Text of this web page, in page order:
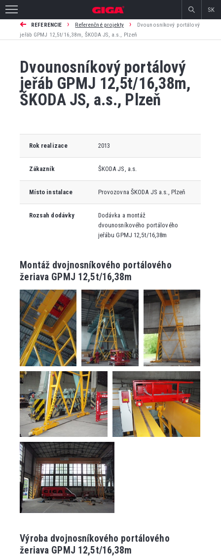
SK
REFERENCIE › Referenčné projekty ›
Dvounosníkový portálový
jeřáb GPMJ 12,5t/16,38m, ŠKODA JS, a.s., Plzeň
Dvounosníkový portálový
jeřáb GPMJ 12,5t/16,38m,
ŠKODA JS, a.s., Plzeň
Rok realizace 2013
Zákazník ŠKODA JS, a.s.
Místo instalace Provozovna ŠKODA JS a.s., Plzeň
Rozsah dodávky
Dodávka a montáž
dvounosníkového portálového
jeřábu GPMJ 12,5t/16,38m
Montáž dvojnosníkového portálového
žeriava GPMJ 12,5t/16,38m
Výroba dvojnosníkového portálového
žeriava GPMJ 12,5t/16,38m